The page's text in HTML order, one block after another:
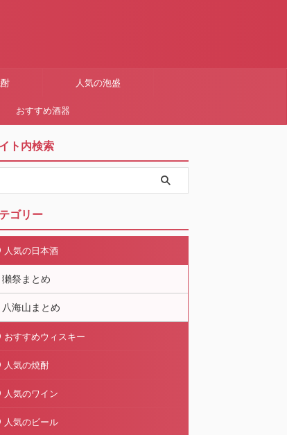
人気の泡盛
おすすめ酒器
ト内検索
ゴリー
人気の日本酒
獺祭まとめ
八海山まとめ
おすすめウィスキー
人気の焼酎
人気のワイン
人気のビール